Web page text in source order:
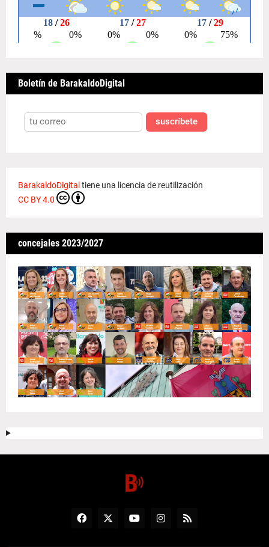
Boletín de BarakaldoDigital
suscríbete
BarakaldoDigitaltiene una licencia de reutilización
CC BY 4.0
concejales 2023/2027